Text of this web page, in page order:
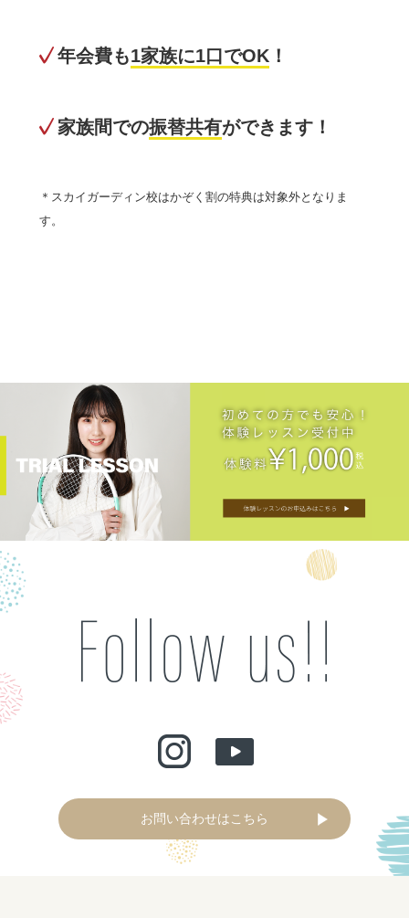
年会費も1家族に1口でOK！
家族間での振替共有ができます！
＊スカイガーディン校はかぞく割の特典は対象外となりま
す。
お問い合わせはこちら